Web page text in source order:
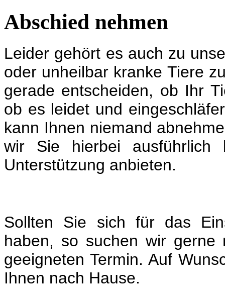
Abschied nehmen
Leider gehört es auch zu
oder unheilbar kranke Tiere
gerade entscheiden, ob Ihr
ob es leidet und
kann Ihnen niemand
wir Sie hierbei ausführlich
Unterstützung anbieten.
Sollten Sie sich für das
haben, so suchen wir
geeigneten Termin. Auf
Ihnen nach Hause.